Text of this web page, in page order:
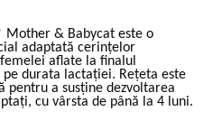
Mother & Babycat este o
adaptată cerințelor
aflate la finalul
durata lactației. Rețeta este
pentru a susține dezvoltarea
cu vârsta de până la 4 luni.